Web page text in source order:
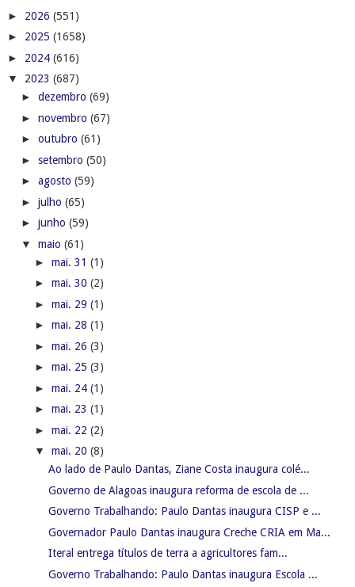
► 2026 (551)
► 2025 (1658)
► 2024 (616)
▼ 2023 (687)
► dezembro (69)
► novembro (67)
► outubro (61)
► setembro (50)
► agosto (59)
► julho (65)
► junho (59)
▼ maio (61)
► mai. 31 (1)
► mai. 30 (2)
► mai. 29 (1)
► mai. 28 (1)
► mai. 26 (3)
► mai. 25 (3)
► mai. 24 (1)
► mai. 23 (1)
► mai. 22 (2)
▼ mai. 20 (8)
Ao lado de Paulo Dantas, Ziane Costa inaugura colé...
Governo de Alagoas inaugura reforma de escola de ...
Governo Trabalhando: Paulo Dantas inaugura CISP e ...
Governador Paulo Dantas inaugura Creche CRIA em Ma...
Iteral entrega títulos de terra a agricultores fam...
Governo Trabalhando: Paulo Dantas inaugura Escola ...